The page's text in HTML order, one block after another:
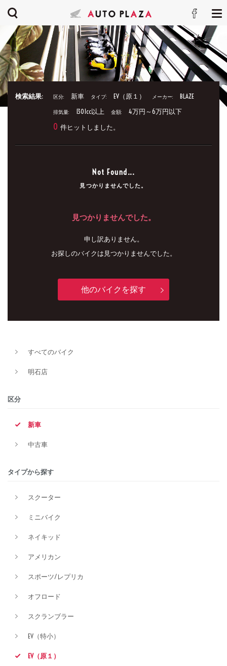
検索結果: 区分: 新車 タイプ: EV（原１） メーカー: BLAZE
排気量: 1301cc以上 金額: 4万円～6万円以下
0 件ヒットしました。
Not Found...
見つかりませんでした。
見つかりませんでした。
申し訳ありません。
お探しのバイクは見つかりませんでした。
他のバイクを探す
すべてのバイク
明石店
区分
新車
中古車
タイプから探す
スクーター
ミニバイク
ネイキッド
アメリカン
スポーツ/レプリカ
オフロード
スクランブラー
EV（特小）
EV（原１）
新車
タイプ
価格